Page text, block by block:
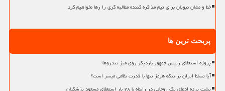
خط و نشان نبویان برای تیم مذاکره کننده مطالبه گری را رها نخواهیم کرد
پربحث ترین ها
پروژه استعفای رییس جمهور باردیگر روی میز تندروها
آیا تسلط ایران بر تنگه هرمز تنها با قدرت نظامی میسر است؟